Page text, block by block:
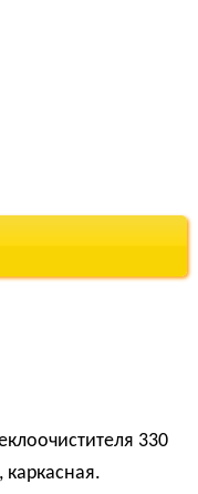
330